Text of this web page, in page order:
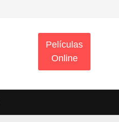
Películas
Online